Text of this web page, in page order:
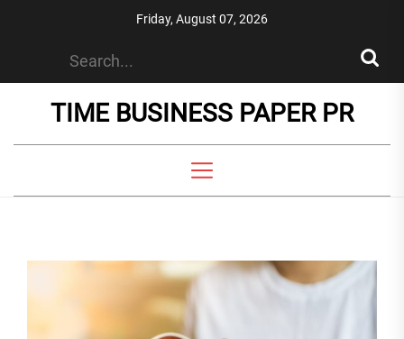
Friday, August 07, 2026
TIME BUSINESS PAPER PR